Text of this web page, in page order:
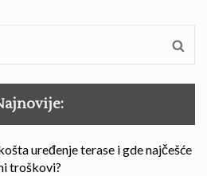
uređenje terase i gde najčešće
troškovi?